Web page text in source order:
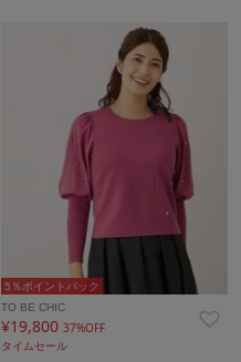
5％ポイントバック
TO BE CHIC
¥19,800 37%OFF
タイムセール